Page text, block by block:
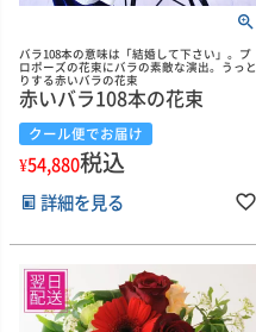
バラ108本の意味は「結婚して下さい」。プ
ロポーズの花束にバラの素敵な演出。うっと
りする赤いバラの花束
赤いバラ108本の花束
クール便でお届け
¥54,880税込
詳細を見る